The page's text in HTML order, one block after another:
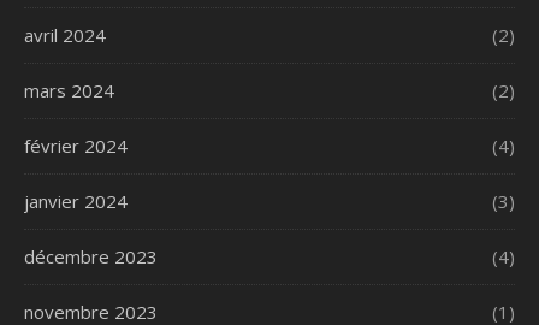
avril 2024 (2)
mars 2024 (2)
février 2024 (4)
janvier 2024 (3)
décembre 2023 (4)
novembre 2023 (1)